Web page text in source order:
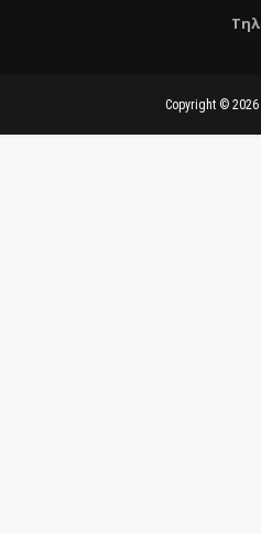
Τηλ
Copyright © 2026